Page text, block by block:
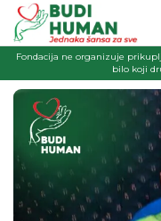
Fondacija ne organizuje
bilo koji